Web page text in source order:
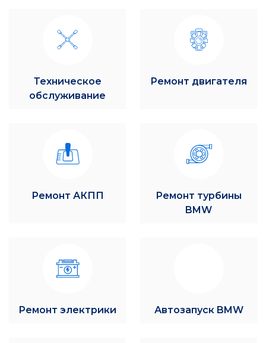
Техническое
обслуживание
Ремонт двигателя
Ремонт АКПП
Ремонт турбины
BMW
Ремонт электрики Автозапуск BMW